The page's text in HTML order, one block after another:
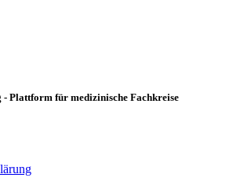
- Plattform für medizinische Fachkreise